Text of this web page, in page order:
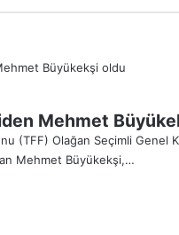
Mehmet
(TFF) Olağan Seçimli Genel
Mehmet Büyükekşi,…